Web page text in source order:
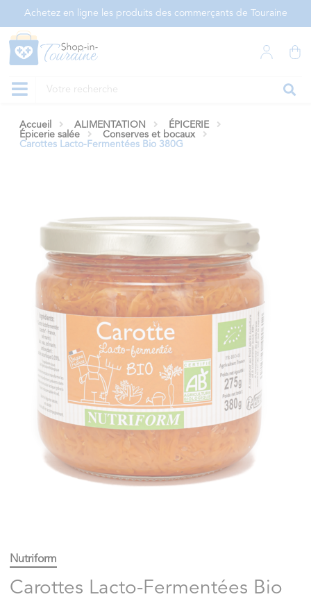
Achetez en ligne les produits des commerçants de Touraine
Accueil ALIMENTATION
ÉPICERIE
Épicerie salée
Conserves et bocaux
Carottes Lacto-Fermentées Bio 380G
Nutriform
Carottes Lacto-Fermentées Bio
Panneau de gestion des cookies